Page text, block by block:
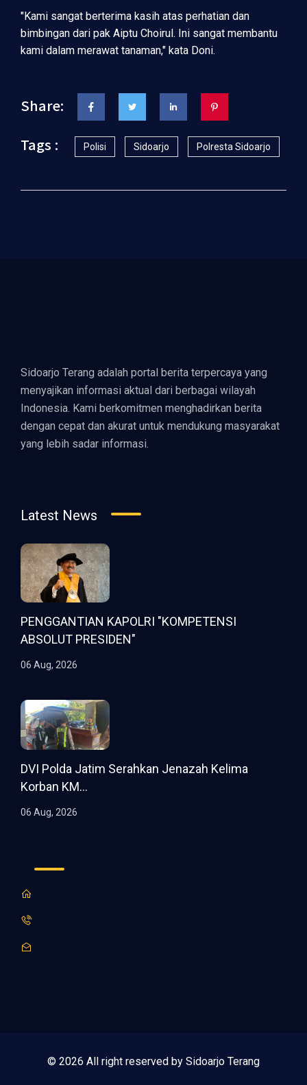
"Kami sangat berterima kasih atas perhatian dan
bimbingan dari pak Aiptu Choirul. Ini sangat membantu
kami dalam merawat tanaman," kata Doni.
Share:
Tags :
Polisi Sidoarjo Polresta Sidoarjo
Sidoarjo Terang adalah portal berita terpercaya yang
menyajikan informasi aktual dari berbagai wilayah
Indonesia. Kami berkomitmen menghadirkan berita
dengan cepat dan akurat untuk mendukung masyarakat
yang lebih sadar informasi.
Latest News
PENGGANTIAN KAPOLRI "KOMPETENSI
ABSOLUT PRESIDEN"
06 Aug, 2026
DVI Polda Jatim Serahkan Jenazah Kelima
Korban KM...
06 Aug, 2026
© 2026 All right reserved by Sidoarjo Terang